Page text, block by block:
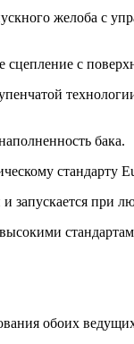
желоба с
сцепление с
бака.
запускается при
обоих